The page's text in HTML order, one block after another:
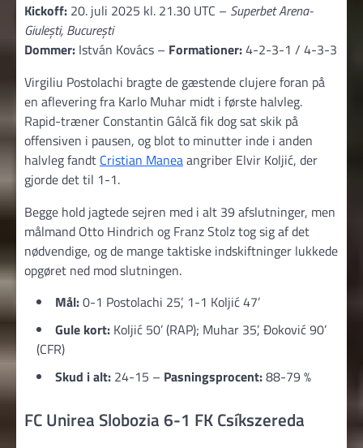
Kickoff: 20. juli 2025 kl. 21.30 UTC – Superbet Arena-
Giulești, București
Dommer: István Kovács – Formationer:4-2-3-1 / 4-3-3
Virgiliu Postolachi bragte de gæstende clujere foran på
en aflevering fra Karlo Muhar midt i første halvleg.
Rapid-træner Constantin Gâlcă fik dog sat skik på
offensiven i pausen, og blot to minutter inde i anden
halvleg fandt Cristian Maneaangriber Elvir Koljić, der
gjorde det til 1-1.
Begge hold jagtede sejren med i alt 39 afslutninger, men
målmand Otto Hindrich og Franz Stolz tog sig af det
nødvendige, og de mange taktiske indskiftninger lukkede
opgøret ned mod slutningen.
Mål:0-1 Postolachi 25’, 1-1 Koljić 47’
Gule kort: Koljić 50’ (RAP); Muhar 35’, Đoković 90’
(CFR)
Skud i alt: 24-15 – Pasningsprocent:88-79 %
FC Unirea Slobozia 6-1 FK Csíkszereda